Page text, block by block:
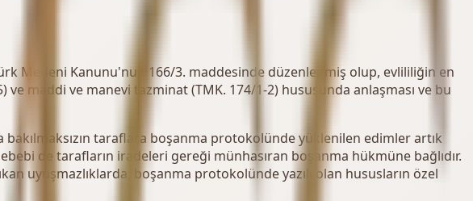
Medeni Kanunu'nun 166/3. maddesinde düzenlenmiş olup, evlililiğin en
maddi ve manevi tazminat (TMK. 174/1-2) hususunda anlaşması ve bu
taraflara boşanma protokolünde yüklenilen edimler artık
de tarafların iradeleri gereği münhasıran boşanma hükmüne bağlıdır.
uyuşmazlıklarda, boşanma protokolünde yazılı olan hususların özel